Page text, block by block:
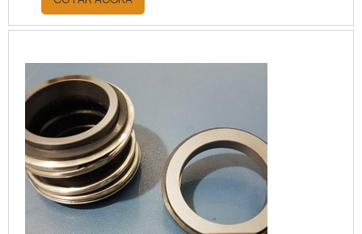
que as empresas de selos
mecânicos estejam focadas nos
mecânicos são desenvolvidos para
serem usados em vários ramos
industriais, como alimentícia, de
petróleo, de gás, indústria química,
têxtil, e até automobilística.O...